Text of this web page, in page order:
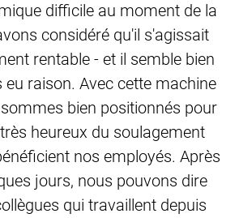
difficile au moment de la
considéré qu'il s'agissait
rentable - et il semble bien
eu raison. Avec cette machine
bien positionnés pour
heureux du soulagement
nos employés. Après
jours, nous pouvons dire
qui travaillent depuis